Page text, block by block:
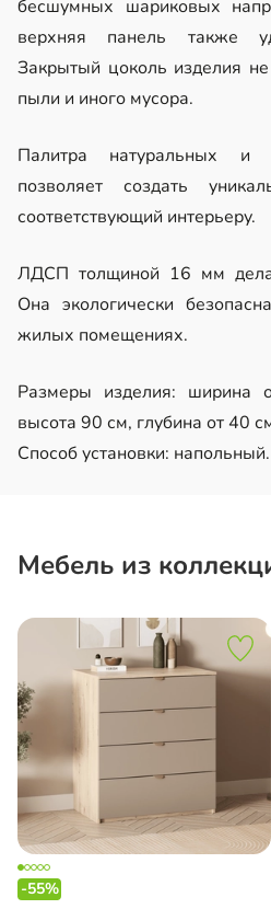
бесшумных шариковых
верхняя панель также
Закрытый цоколь изделия не
пыли и иного мусора.
Палитра натуральных и
позволяет создать
соответствующий интерьеру.
ЛДСП толщиной 16 мм
Она экологически
жилых помещениях.
Размеры изделия:
высота 90 см, глубина от 40
Способ установки: напольный.
Мебель из
-55%